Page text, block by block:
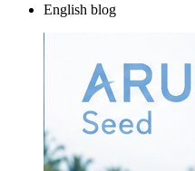
English blog